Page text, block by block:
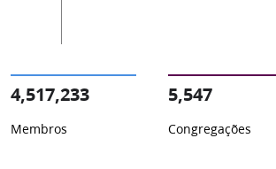
4,517,233
Membros
5,547
Congregações